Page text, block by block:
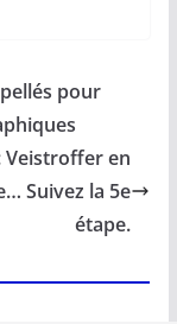
g
er
pour
Veistroffer en
Suivez la 5e
étape.